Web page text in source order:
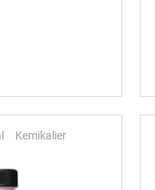
Kemikalier